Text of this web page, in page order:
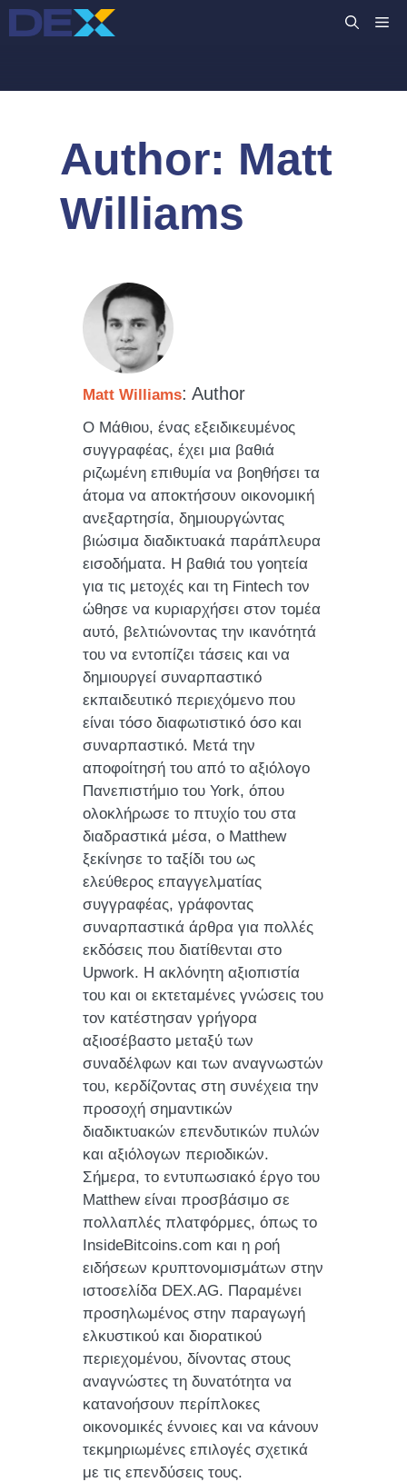
Μετάβαση
σε
Author: Matt
Williams
Matt Williams: Author
Ο Μάθιου, ένας εξειδικευμένος
συγγραφέας, έχει μια βαθιά
ριζωμένη επιθυμία να βοηθήσει τα
άτομα να αποκτήσουν οικονομική
ανεξαρτησία, δημιουργώντας
βιώσιμα διαδικτυακά παράπλευρα
εισοδήματα. Η βαθιά του γοητεία
για τις μετοχές και τη Fintech τον
ώθησε να κυριαρχήσει στον τομέα
αυτό, βελτιώνοντας την ικανότητά
του να εντοπίζει τάσεις και να
δημιουργεί συναρπαστικό
εκπαιδευτικό περιεχόμενο που
είναι τόσο διαφωτιστικό όσο και
συναρπαστικό. Μετά την
αποφοίτησή του από το αξιόλογο
Πανεπιστήμιο του York, όπου
ολοκλήρωσε το πτυχίο του στα
διαδραστικά μέσα, ο Matthew
ξεκίνησε το ταξίδι του ως
ελεύθερος επαγγελματίας
συγγραφέας, γράφοντας
συναρπαστικά άρθρα για πολλές
εκδόσεις που διατίθενται στο
Upwork. Η ακλόνητη αξιοπιστία
του και οι εκτεταμένες γνώσεις του
τον κατέστησαν γρήγορα
αξιοσέβαστο μεταξύ των
συναδέλφων και των αναγνωστών
του, κερδίζοντας στη συνέχεια την
προσοχή σημαντικών
διαδικτυακών επενδυτικών πυλών
και αξιόλογων περιοδικών.
Σήμερα, το εντυπωσιακό έργο του
Matthew είναι προσβάσιμο σε
πολλαπλές πλατφόρμες, όπως το
InsideBitcoins.com και η ροή
ειδήσεων κρυπτονομισμάτων στην
ιστοσελίδα DEX.AG. Παραμένει
προσηλωμένος στην παραγωγή
ελκυστικού και διορατικού
περιεχομένου, δίνοντας στους
αναγνώστες τη δυνατότητα να
κατανοήσουν περίπλοκες
οικονομικές έννοιες και να κάνουν
τεκμηριωμένες επιλογές σχετικά
με τις επενδύσεις τους.